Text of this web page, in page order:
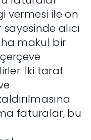
vermesi ile ön
alıcı
makul bir
İki taraf
faturalar, bu